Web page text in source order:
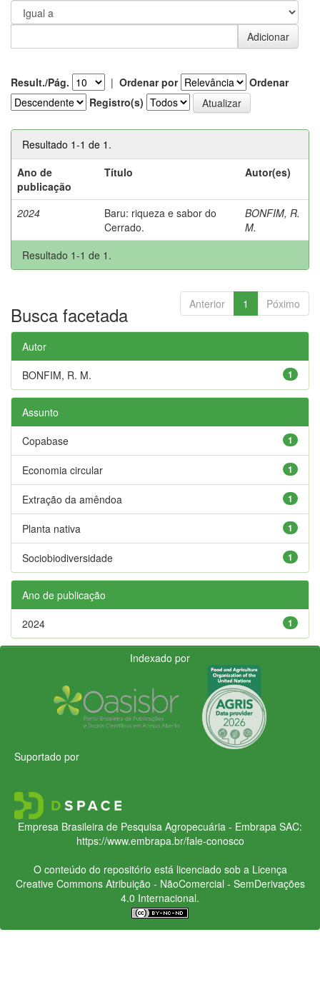
Result./Pág. | Ordenar por
Ordenar
Registro(s)
Resultado 1-1 de 1.
Ano de
publicação
Título Autor(es)
2024
Baru: riqueza e sabor do
Cerrado.
BONFIM, R.
M.
Resultado 1-1 de 1.
Anterior 1 Póximo
Busca facetada
Autor
1
BONFIM, R. M.
Assunto
1
Copabase
1
Economia circular
1
Extração da amêndoa
1
Planta nativa
1
Sociobiodiversidade
Ano de publicação
1
2024
Indexado por
Suportado por
Empresa Brasileira de Pesquisa Agropecuária - Embrapa SAC:
https://www.embrapa.br/fale-conosco
O conteúdo do repositório está licenciado sob a Licença
Creative CommonsAtribuição - NãoComercial - SemDerivações
4.0 Internacional.